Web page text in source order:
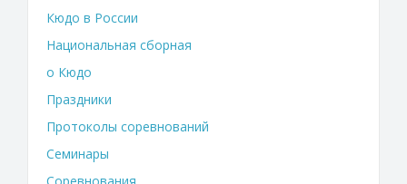
Кюдо в России
Национальная сборная
о Кюдо
Праздники
Протоколы соревнований
Семинары
Соревнования